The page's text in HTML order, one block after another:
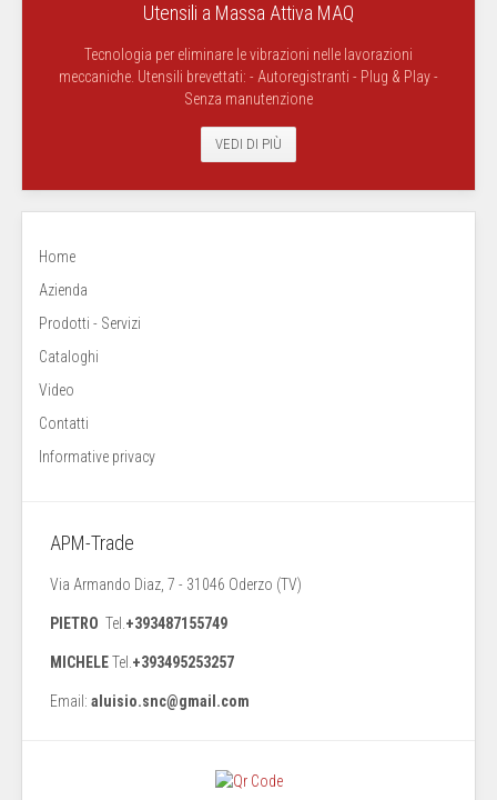
Utensili a Massa Attiva MAQ
Tecnologia per eliminare le vibrazioni nelle lavorazioni
meccaniche. Utensili brevettati: - Autoregistranti - Plug & Play -
Senza manutenzione
VEDI DI PIÙ
Home
Azienda
Prodotti - Servizi
Cataloghi
Video
Contatti
Informative privacy
APM-Trade
Via Armando Diaz, 7 - 31046 Oderzo (TV)
PIETRO Tel. +393487155749
MICHELETel. +393495253257
Email: aluisio.snc@gmail.com